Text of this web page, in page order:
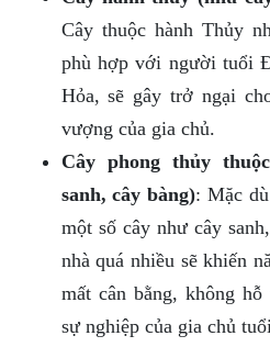
Cây thuộc hành Thủy
phù hợp với người tuổi
Hỏa, sẽ gây trở ngại
vượng của gia chủ.
Cây phong thủy
sanh, cây bàng): Mặc
một số cây như cây
nhà quá nhiều sẽ khiến
mất cân bằng, không
sự nghiệp của gia chủ